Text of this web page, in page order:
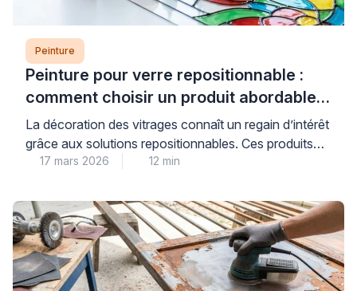
Peinture
Peinture pour verre repositionnable :
comment choisir un produit abordable
et de qualité
La décoration des vitrages connaît un regain d’intérêt
grâce aux solutions repositionnables. Ces produits
permettent de personnaliser fenêtres et miroirs sans
recherchent des alternatives économiques aux
vitraux traditionnels. Les peintures pour verre offrent
cette flexibilité tout en préservant la luminosité
naturelle. Cependant, le choix du bon produit
nécessite une compréhension des […]
17 mars 2026 12 min